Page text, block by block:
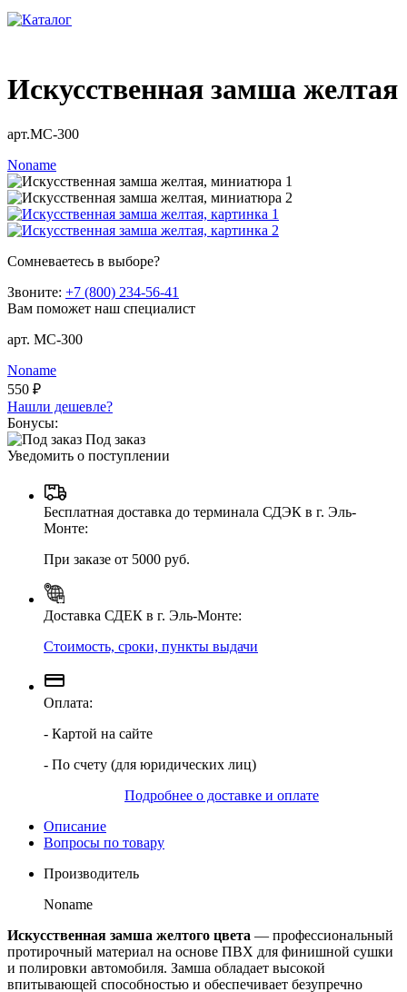
Искусственная замша желтая
арт.MC-300
Noname
Сомневаетесь в выборе?
Звоните: +7 (800) 234-56-41
Вам поможет наш специалист
арт. MC-300
Noname
550 ₽
Нашли дешевле?
Бонусы:
Под заказ
Уведомить о поступлении
Бесплатная доставка до терминала СДЭК в г. Эль-
Монте:
При заказе от 5000 руб.
Доставка СДЕК в г. Эль-Монте:
Стоимость, сроки, пункты выдачи
Оплата:
- Картой на сайте
- По счету (для юридических лиц)
Подробнее о доставке и оплате
Описание
Вопросы по товару
Производитель
Noname
Искусственная замша желтого цвета — профессиональный
протирочный материал на основе ПВХ для финишной сушки
и полировки автомобиля. Замша обладает высокой
впитывающей способностью и обеспечивает безупречно